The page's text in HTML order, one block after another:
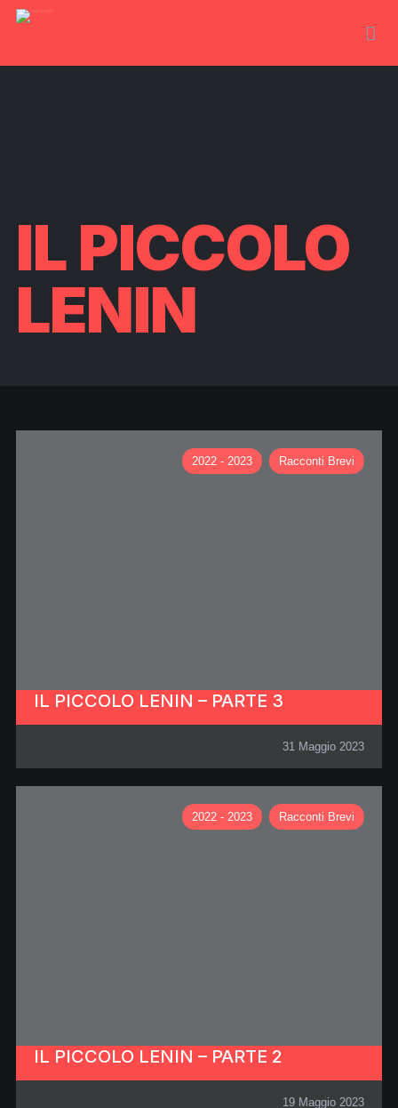
IL PICCOLO
LENIN
2022 - 2023 Racconti Brevi
IL PICCOLO LENIN – PARTE 3
31 Maggio 2023
2022 - 2023 Racconti Brevi
IL PICCOLO LENIN – PARTE 2
19 Maggio 2023